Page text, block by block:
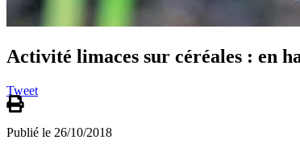
Activité limaces sur céréales : en
Tweet
Publié le 26/10/2018